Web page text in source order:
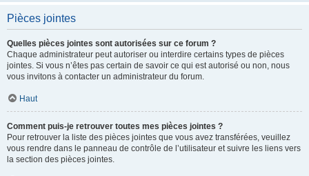
Pièces jointes
Quelles pièces jointes sont autorisées sur ce forum ?
Chaque administrateur peut autoriser ou interdire certains types de pièces
jointes. Si vous n’êtes pas certain de savoir ce qui est autorisé ou non, nous
vous invitons à contacter un administrateur du forum.
Haut
Comment puis-je retrouver toutes mes pièces jointes ?
Pour retrouver la liste des pièces jointes que vous avez transférées, veuillez
vous rendre dans le panneau de contrôle de l’utilisateur et suivre les liens vers
la section des pièces jointes.